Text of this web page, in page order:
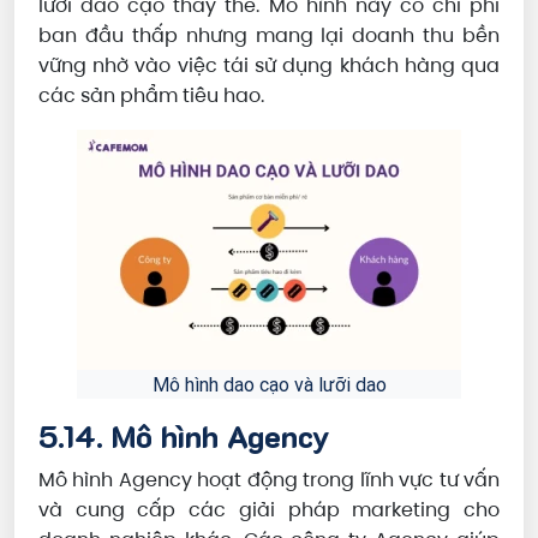
lưỡi dao cạo thay thế. Mô hình này có chi phí
ban đầu thấp nhưng mang lại doanh thu bền
vững nhờ vào việc tái sử dụng khách hàng qua
các sản phẩm tiêu hao.
Mô hình dao cạo và lưỡi dao
5.14. Mô hình Agency
Mô hình Agency hoạt động trong lĩnh vực tư vấn
và cung cấp các giải pháp marketing cho